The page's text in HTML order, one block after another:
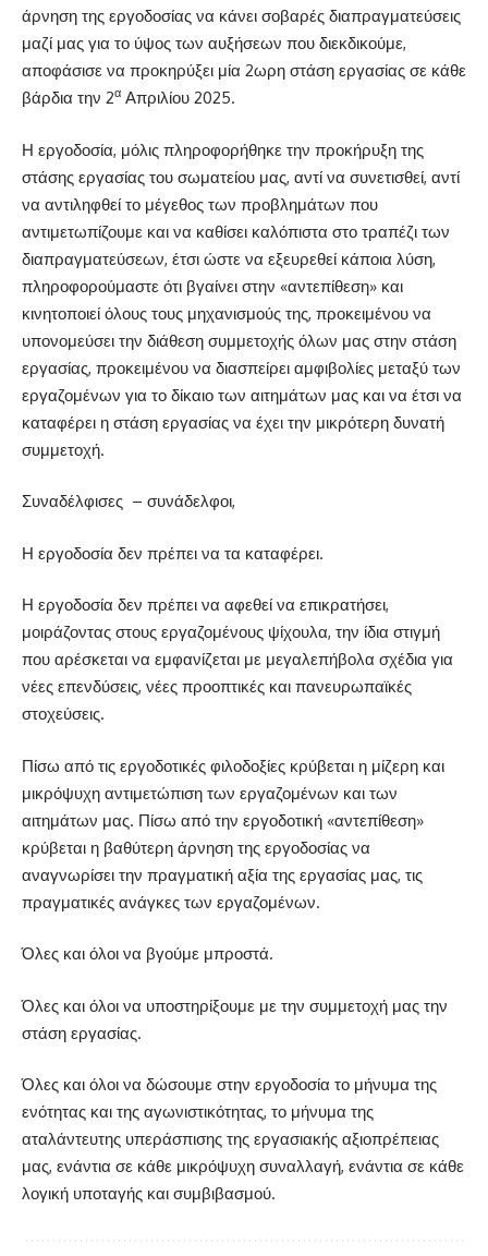
άρνηση της εργοδοσίας να κάνει σοβαρές διαπραγματεύσεις
μαζί μας για το ύψος των αυξήσεων που διεκδικούμε,
αποφάσισε να προκηρύξει μία 2ωρη στάση εργασίας σε κάθε
βάρδια την 2α Απριλίου 2025.
Η εργοδοσία, μόλις πληροφορήθηκε την προκήρυξη της
στάσης εργασίας του σωματείου μας, αντί να συνετισθεί, αντί
να αντιληφθεί το μέγεθος των προβλημάτων που
αντιμετωπίζουμε και να καθίσει καλόπιστα στο τραπέζι των
διαπραγματεύσεων, έτσι ώστε να εξευρεθεί κάποια λύση,
πληροφορούμαστε ότι βγαίνει στην «αντεπίθεση» και
κινητοποιεί όλους τους μηχανισμούς της, προκειμένου να
υπονομεύσει την διάθεση συμμετοχής όλων μας στην στάση
εργασίας, προκειμένου να διασπείρει αμφιβολίες μεταξύ των
εργαζομένων για το δίκαιο των αιτημάτων μας και να έτσι να
καταφέρει η στάση εργασίας να έχει την μικρότερη δυνατή
συμμετοχή.
Συναδέλφισες – συνάδελφοι,
Η εργοδοσία δεν πρέπει να τα καταφέρει.
Η εργοδοσία δεν πρέπει να αφεθεί να επικρατήσει,
μοιράζοντας στους εργαζομένους ψίχουλα, την ίδια στιγμή
που αρέσκεται να εμφανίζεται με μεγαλεπήβολα σχέδια για
νέες επενδύσεις, νέες προοπτικές και πανευρωπαϊκές
στοχεύσεις.
Πίσω από τις εργοδοτικές φιλοδοξίες κρύβεται η μίζερη και
μικρόψυχη αντιμετώπιση των εργαζομένων και των
αιτημάτων μας. Πίσω από την εργοδοτική «αντεπίθεση»
κρύβεται η βαθύτερη άρνηση της εργοδοσίας να
αναγνωρίσει την πραγματική αξία της εργασίας μας, τις
πραγματικές ανάγκες των εργαζομένων.
Όλες και όλοι να βγούμε μπροστά.
Όλες και όλοι να υποστηρίξουμε με την συμμετοχή μας την
στάση εργασίας.
Όλες και όλοι να δώσουμε στην εργοδοσία το μήνυμα της
ενότητας και της αγωνιστικότητας, το μήνυμα της
αταλάντευτης υπεράσπισης της εργασιακής αξιοπρέπειας
μας, ενάντια σε κάθε μικρόψυχη συναλλαγή, ενάντια σε κάθε
λογική υποταγής και συμβιβασμού.